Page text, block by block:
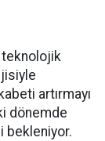
teknolojik
artırmayı
dönemde
bekleniyor.